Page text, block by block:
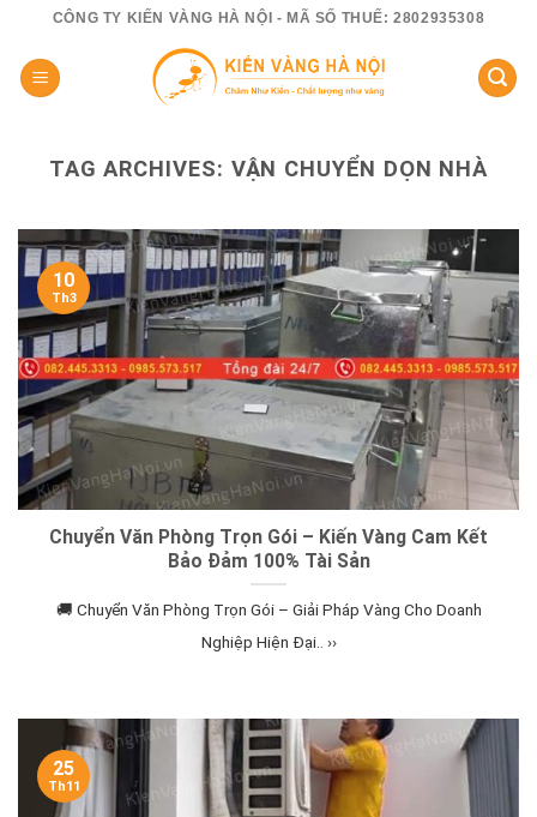
content
CÔNG TY KIẾN VÀNG HÀ NỘI - MÃ SỐ THUẾ: 2802935308
TAG ARCHIVES: VẬN CHUYỂN DỌN NHÀ
Chuyển Văn Phòng Trọn Gói – Kiến Vàng Cam Kết
Bảo Đảm 100% Tài Sản
🚚 Chuyển Văn Phòng Trọn Gói – Giải Pháp Vàng Cho Doanh
Nghiệp Hiện Đại.. ››
10
Th3
25
Th11